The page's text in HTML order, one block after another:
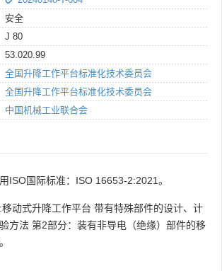
安全
J 80
53.020.99
全国升降工作平台标准化技术委员会
全国升降工作平台标准化技术委员会
中国机械工业联合会
ISO国际标准：ISO 16653-2:2021。
动式升降工作平台 带有特殊部件的设计、计
方法 第2部分：装有非导电（绝缘）部件的移